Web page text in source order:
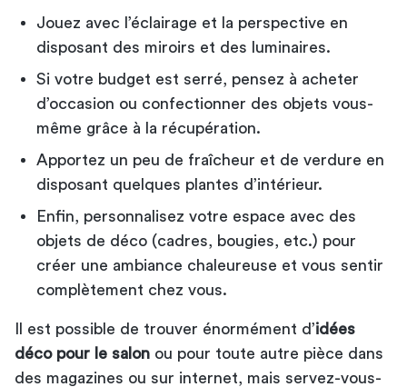
Jouez avec l’éclairage et la perspective en
disposant des miroirs et des luminaires.
Si votre budget est serré, pensez à acheter
d’occasion ou confectionner des objets vous-
même grâce à la récupération.
Apportez un peu de fraîcheur et de verdure en
disposant quelques plantes d’intérieur.
Enfin, personnalisez votre espace avec des
objets de déco (cadres, bougies, etc.) pour
créer une ambiance chaleureuse et vous sentir
complètement chez vous.
Il est possible de trouver énormément d’idées
déco pour le salon ou pour toute autre pièce dans
des magazines ou sur internet, mais servez-vous-